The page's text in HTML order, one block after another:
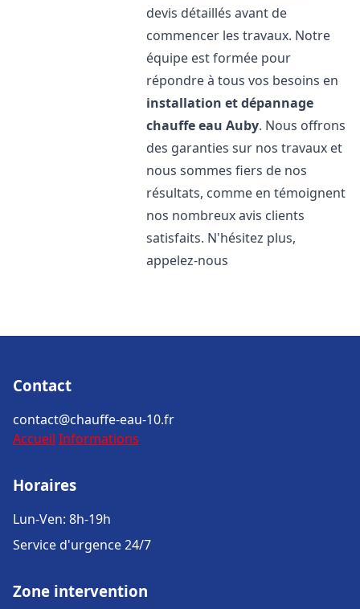
devis détaillés avant de
commencer les travaux. Notre
équipe est formée pour
répondre à tous vos besoins en
installation et dépannage
chauffe eau Auby. Nous offrons
des garanties sur nos travaux et
nous sommes fiers de nos
résultats, comme en témoignent
nos nombreux avis clients
satisfaits. N'hésitez plus,
appelez-nous
Contact
contact@chauffe-eau-10.fr
Accueil Informations
Horaires
Lun-Ven: 8h-19h
Service d'urgence 24/7
Zone intervention